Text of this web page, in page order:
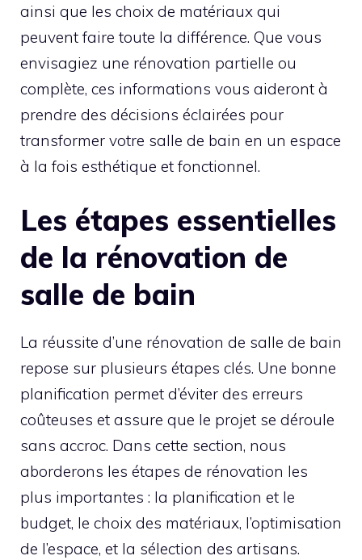
ainsi que les choix de matériaux qui
peuvent faire toute la différence. Que vous
envisagiez une rénovation partielle ou
complète, ces informations vous aideront à
prendre des décisions éclairées pour
transformer votre salle de bain en un espace
à la fois esthétique et fonctionnel.
Les étapes essentielles
de la rénovation de
salle de bain
La réussite d’une rénovation de salle de bain
repose sur plusieurs étapes clés. Une bonne
planification permet d’éviter des erreurs
coûteuses et assure que le projet se déroule
sans accroc. Dans cette section, nous
aborderons les étapes de rénovation les
plus importantes : la planification et le
budget, le choix des matériaux, l’optimisation
de l’espace, et la sélection des artisans.